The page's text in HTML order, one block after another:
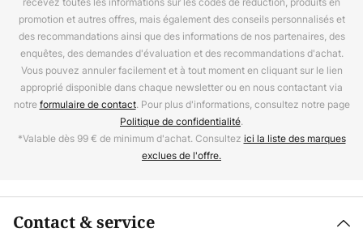
promotion et autres offres, mais également des conseils personnalisés et
des recommandations ainsi que des informations de nos partenaires, des
enquêtes, des demandes d'évaluation et des recommandations d'achat.
Vous pouvez annuler facilement et à tout moment en cliquant sur le lien
approprié disponible dans chaque newsletter ou en nous contactant via
notreformulaire de contact. Pour plus d'informations, consultez notre page
Politique de confidentialité.
*Valable dès 99 € de minimum d'achat. Consultez ici la liste des marques
exclues de l'offre.
Contact & service